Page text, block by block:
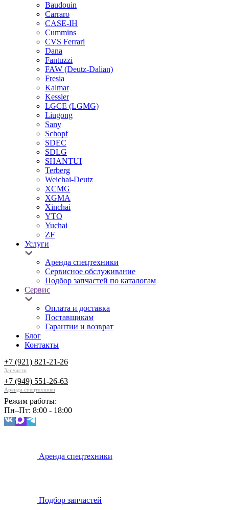
Baudouin
Carraro
CASE-IH
Cummins
CVS Ferrari
Dana
Fantuzzi
FAW (Deutz-Dalian)
Fresia
Kalmar
Kessler
LGCE (LGMG)
Liugong
Sany
Schopf
SDEC
SDLG
SHANTUI
Terberg
Weichai-Deutz
XCMG
XGMA
Xinchai
YTO
Yuchai
ZF
Услуги
Аренда спецтехники
Сервисное обслуживание
Подбор запчастей по каталогам
Сервис
Оплата и доставка
Поставщикам
Гарантии и возврат
Блог
Контакты
+7 (921) 821-21-26
Запчасти
+7 (949) 551-26-63
Аренда спецтехники
Режим работы:
Пн–Пт: 8:00 - 18:00
Аренда спецтехники
Подбор запчастей